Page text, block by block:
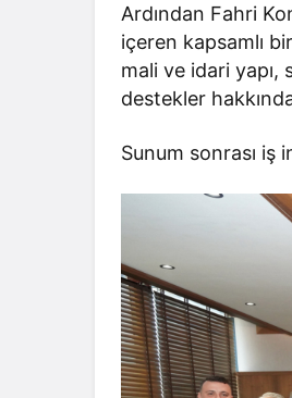
Ardından Fahri
içeren kapsamlı
mali ve idari yapı,
destekler
Sunum sonrası iş